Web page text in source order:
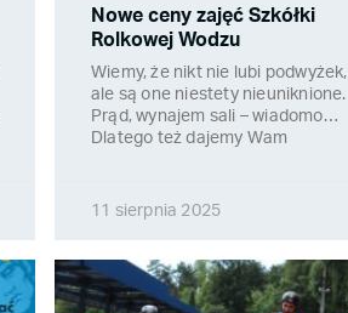
Nowe ceny zajęć Szkółki
Rolkowej Wodzu
Wiemy, że nikt nie lubi podwyżek,
ale są one niestety nieuniknione.
Prąd, wynajem sali – wiadomo…
Dlatego też dajemy Wam
11 sierpnia 2025